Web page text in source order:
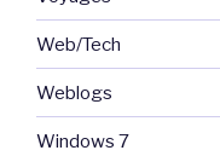
Web/Tech
Weblogs
Windows 7